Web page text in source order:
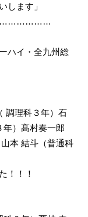
します」
ハイ・全九州総
調理科３年）石
年）髙村奏一郎
本 結斗（普通科
！！！